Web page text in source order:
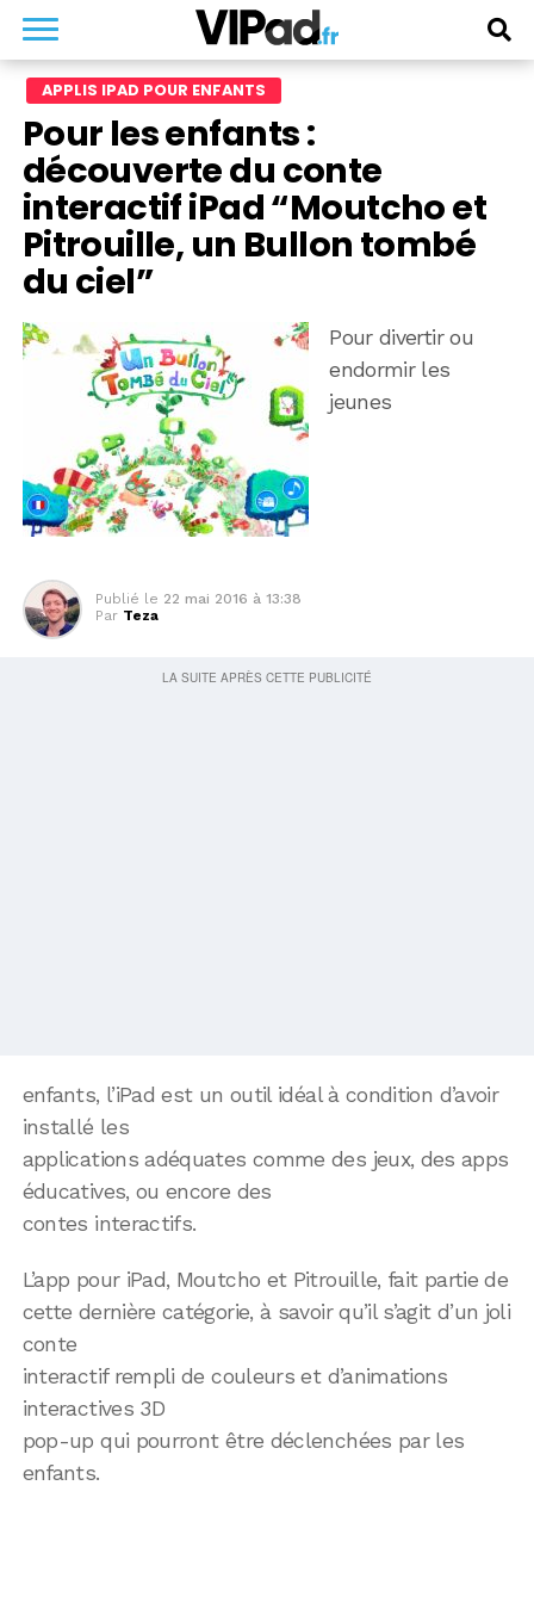
APPLIS IPAD POUR ENFANTS
Pour les enfants :
découverte du conte
interactif iPad “Moutcho et
Pitrouille, un Bullon tombé
du ciel”
Pour divertir ou
endormir les
jeunes
Publié le 22 mai 2016 à 13:38
Par Teza
enfants, l’iPad est un outil idéal à condition d’avoir
installé les
applications adéquates comme des jeux, des apps
éducatives, ou encore des
contes interactifs.
L’app pour iPad, Moutcho et Pitrouille, fait partie de
cette dernière catégorie, à savoir qu’il s’agit d’un joli
conte
interactif rempli de couleurs et d’animations
interactives 3D
pop-up qui pourront être déclenchées par les
enfants.